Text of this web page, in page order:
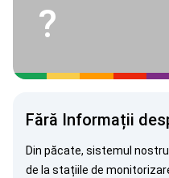
?
Fără Informații
Din păcate, sistemul
de la stațiile de